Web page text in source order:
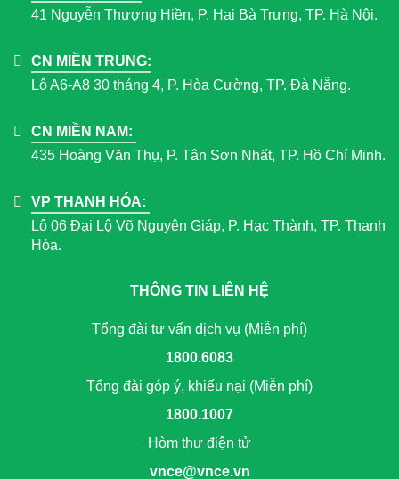
41 Nguyễn Thượng Hiền, P. Hai Bà Trưng, TP. Hà Nội.
CN MIỀN TRUNG:
Lô A6-A8 30 tháng 4, P. Hòa Cường, TP. Đà Nẵng.
CN MIỀN NAM:
435 Hoàng Văn Thụ, P. Tân Sơn Nhất, TP. Hồ Chí Minh.
VP THANH HÓA:
Lô 06 Đại Lộ Võ Nguyên Giáp, P. Hạc Thành, TP. Thanh
Hóa.
THÔNG TIN LIÊN HỆ
Tổng đài tư vấn dịch vụ (Miễn phí)
1800.6083
Tổng đài góp ý, khiếu nại (Miễn phí)
1800.1007
Hòm thư điện tử
vnce@vnce.vn